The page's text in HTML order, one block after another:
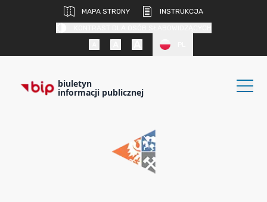
MAPA STRONY
INSTRUKCJA
biuletyn
informacji publicznej